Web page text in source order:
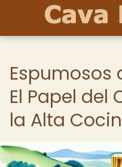
Espumosos
El Papel del
la Alta